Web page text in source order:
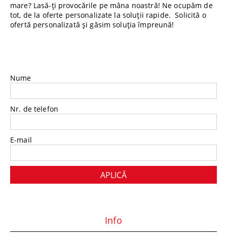
mare? Lasă-ți provocările pe mâna noastră! Ne ocupăm de
tot, de la oferte personalizate la soluții rapide. Solicită o
ofertă personalizată și găsim soluția împreună!
Nume
Nr. de telefon
E-mail
Info